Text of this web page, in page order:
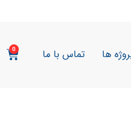
ها تماس با ما 0